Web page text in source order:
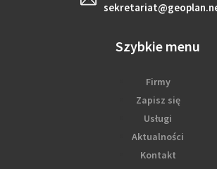
Szybkie menu
Firmy
Zapisz się
Usługi
Aktualności
Kontakt